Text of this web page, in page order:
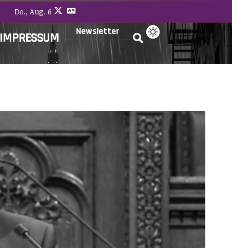
Do., Aug. 6
IMPRESSUM Newsletter